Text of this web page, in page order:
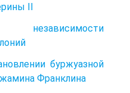
II
буржуазной
Франклина